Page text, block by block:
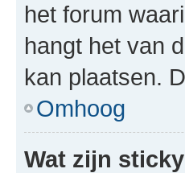
het forum
hangt het van
kan plaatsen.
Omhoog
Wat zijn